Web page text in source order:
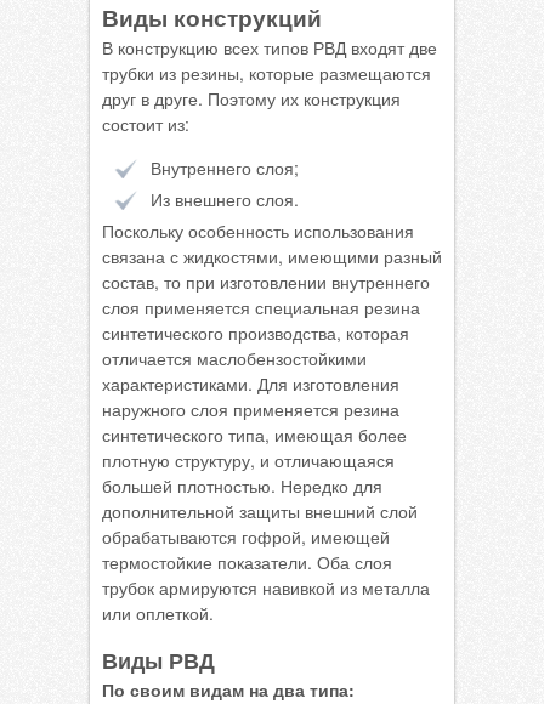
Виды конструкций
В конструкцию всех типов РВД входят две
трубки из резины, которые размещаются
друг в друге. Поэтому их конструкция
состоит из:
Внутреннего слоя;
Из внешнего слоя.
Поскольку особенность использования
связана с жидкостями, имеющими разный
состав, то при изготовлении внутреннего
слоя применяется специальная резина
синтетического производства, которая
отличается маслобензостойкими
характеристиками. Для изготовления
наружного слоя применяется резина
синтетического типа, имеющая более
плотную структуру, и отличающаяся
большей плотностью. Нередко для
дополнительной защиты внешний слой
обрабатываются гофрой, имеющей
термостойкие показатели. Оба слоя
трубок армируются навивкой из металла
или оплеткой.
Виды РВД
По своим видам на два типа: